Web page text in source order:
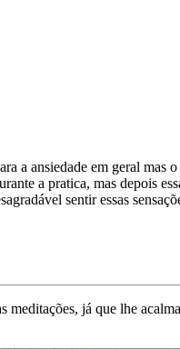
a ansiedade em geral mas
a pratica, mas depois
sentir essas
já que lhe